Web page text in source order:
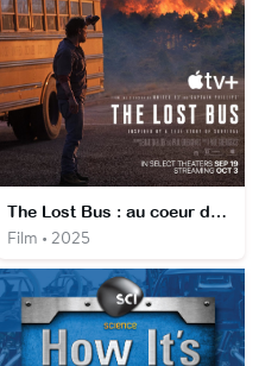
The Lost Bus : au coeur des flammes
Film • 2025